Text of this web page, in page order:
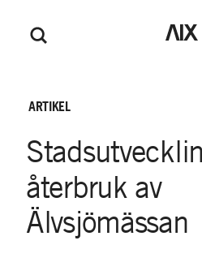
GÅ TILLGÅ TILL
M
e
AIX
Sök
ARTIKEL
återbruk av
Älvsjömässan